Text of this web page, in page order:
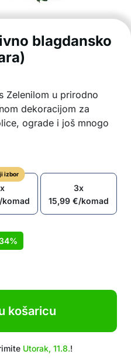
blagdansko
Zelenilom u prirodno
dekoracijom za
ograde i još mnogo
u klasičnom dizajnu
boji
vanjsku upotrebu
PVC materijala
zelenila
izbor
/komad
3x
15,99€/komad
košaricu
Utorak, 11.8.!